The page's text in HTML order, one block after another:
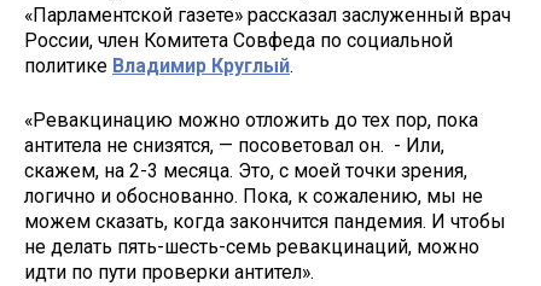
«Парламентской газете» рассказал заслуженный врач
России, член Комитета Совфеда по социальной
политике Владимир Круглый.
«Ревакцинацию можно отложить до тех пор, пока
антитела не снизятся, — посоветовал он. - Или,
скажем, на 2-3 месяца. Это, с моей точки зрения,
логично и обоснованно. Пока, к сожалению, мы не
можем сказать, когда закончится пандемия. И чтобы
не делать пять-шесть-семь ревакцинаций, можно
идти по пути проверки антител».